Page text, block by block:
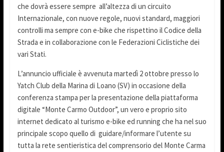
che dovrà essere sempre all’altezza di un circuito
Internazionale, con nuove regole, nuovi standard, maggiori
controlli ma sempre con e-bike che rispettino il Codice della
Strada e in collaborazione con le Federazioni Ciclistiche dei
vari Stati.
L’annuncio ufficiale è avvenuta martedì 2 ottobre presso lo
Yatch Club della Marina di Loano (SV) in occasione della
conferenza stampa per la presentazione della piattaforma
digitale “Monte Carmo Outdoor”, un vero e proprio sito
internet dedicato al turismo e-bike ed running che ha nel suo
principale scopo quello di guidare/informare l’utente su
tutta la rete sentieristica del comprensorio del Monte Carma